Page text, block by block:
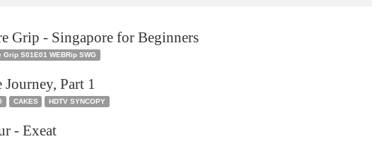
Grip - Singapore for Beginners
Grip S01E01 WEBRip SWG
Journey, Part 1
CAKES HDTV SYNCOPY
- Exeat